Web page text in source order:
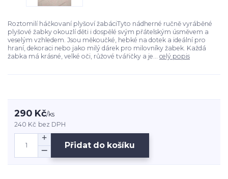
Roztomilí háčkovaní plyšoví žabáciTyto nádherné ručně vyráběné
plyšové žabky okouzlí děti i dospělé svým přátelským úsměvem a
veselým vzhledem. Jsou měkoučké, hebké na dotek a ideální pro
hraní, dekoraci nebo jako milý dárek pro milovníky žabek. Každá
žabka má krásné, velké oči, růžové tvářičky a je... celý popis
290 Kč/ks
240 Kč bez DPH
Přidat do košíku